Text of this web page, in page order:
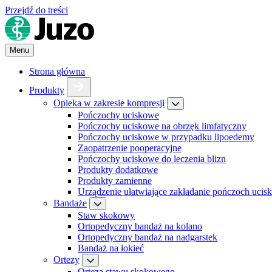
Przejdź do treści
Menu
Strona główna
Produkty
Opieka w zakresie kompresji
Pończochy uciskowe
Pończochy uciskowe na obrzęk limfatyczny
Pończochy uciskowe w przypadku lipoedemy
Zaopatrzenie pooperacyjne
Pończochy uciskowe do leczenia blizn
Produkty dodatkowe
Produkty zamienne
Urządzenie ułatwiające zakładanie pończoch
Bandaże
Staw skokowy
Ortopedyczny bandaż na kolano
Ortopedyczny bandaż na nadgarstek
Bandaż na łokieć
Ortezy